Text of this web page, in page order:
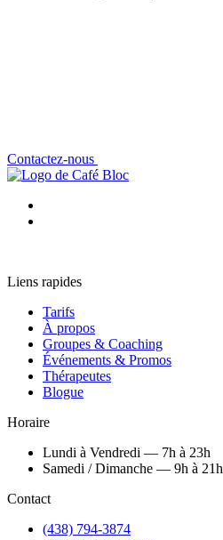
Contactez-nous
Liens rapides
Tarifs
À propos
Groupes & Coaching
Événements & Promos
Thérapeutes
Blogue
Horaire
Lundi à Vendredi — 7h à 23h
Samedi / Dimanche — 9h à 21h
Contact
(438) 794-3874